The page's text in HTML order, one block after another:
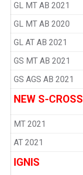
GL MT AB 2021
GL MT AB 2020
GL AT AB 2021
GS MT AB 2021
GS AGS AB 2021
NEW S-CROSS
MT 2021
AT 2021
IGNIS